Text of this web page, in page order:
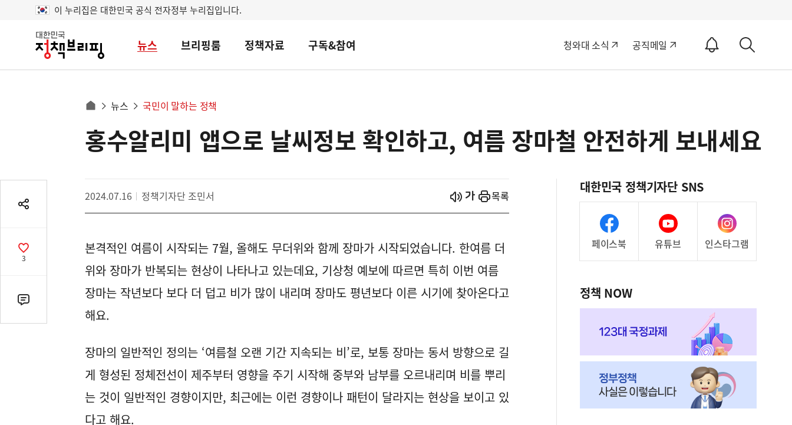
이 누리집은 대한민국 공식 전자정부 누리집입니다.
대
민
뉴스 브리핑룸 정책자료 구독&참여 청와대 소식 공직메일
알
ON
세
동
경
로
으
로
뉴스 국민이 말하는 정책
영
역공
기
공
감
3
댓
글
홍수알리미 앱으로 날씨정보 확인하고, 여름 장마철 안전하게 보내세요
2024.07.16 정책기자단 조민서 시작
열기 목록
본격적인 여름이 시작되는 7월, 올해도 무더위와 함께 장마가 시작되었습니다. 한여름 더
위와 장마가 반복되는 현상이 나타나고 있는데요, 기상청 예보에 따르면 특히 이번 여름
장마는 작년보다 보다 더 덥고 비가 많이 내리며 장마도 평년보다 이른 시기에 찾아온다고
해요.
장마의 일반적인 정의는 ‘여름철 오랜 기간 지속되는 비’로, 보통 장마는 동서 방향으로 길
게 형성된 정체전선이 제주부터 영향을 주기 시작해 중부와 남부를 오르내리며 비를 뿌리
는 것이 일반적인 경향이지만, 최근에는 이런 경향이나 패턴이 달라지는 현상을 보이고 있
다고 해요.
대한민국 정책기자단 SNS
페이스북 유튜브 인스타그램
정책 NOW